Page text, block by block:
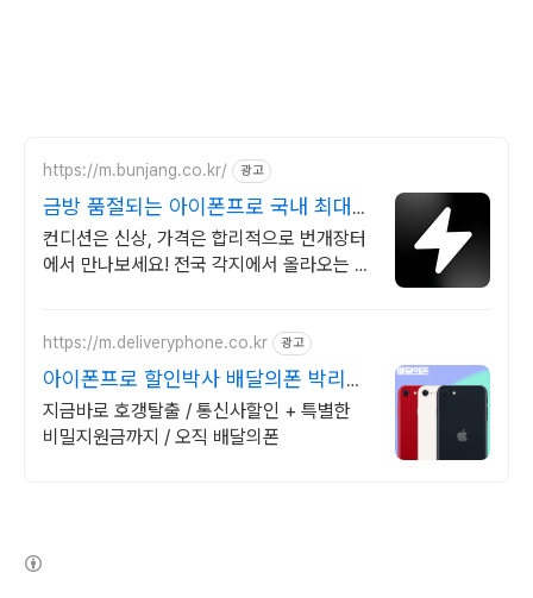
https://m.bunjang.co.kr/ 광고
금방 품절되는 아이폰프로 국내 최대
브랜드 중고거래
컨디션은 신상, 가격은 합리적으로 번개장터
에서 만나보세요! 전국 각지에서 올라오는 전
https://m.deliveryphone.co.kr 광고
아이폰프로 할인박사 배달의폰 박리다
매! 무조건 더 할인!
지금바로 호갱탈출 / 통신사할인 + 특별한
비밀지원금까지 / 오직 배달의폰